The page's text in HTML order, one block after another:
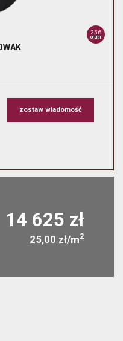
256
OFERT
zostaw wiadomość
14 625 zł
25,00 zł/m2